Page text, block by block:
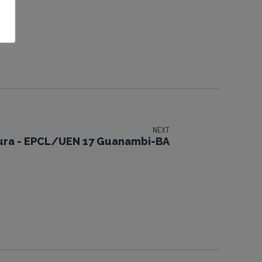
NEXT
- EPCL/UEN 17 Guanambi-BA